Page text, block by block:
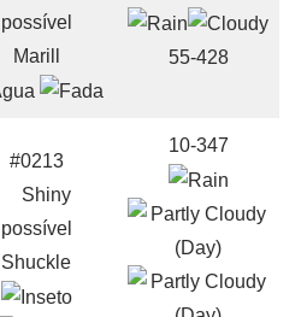
Marill 55-428
#0213
Shuckle
10-347